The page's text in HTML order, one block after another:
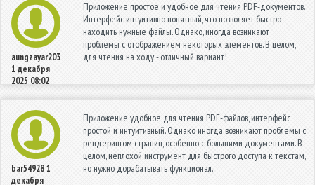
aungzayar203
1 декабря
2025 08:02
Приложение простое и удобное для чтения PDF-документов.
Интерфейс интуитивно понятный, что позволяет быстро
находить нужные файлы. Однако, иногда возникают
проблемы с отображением некоторых элементов. В целом,
для чтения на ходу - отличный вариант!
bar549281
декабря
Приложение удобное для чтения PDF-файлов, интерфейс
простой и интуитивный. Однако иногда возникают проблемы с
рендерингом страниц, особенно с большими документами. В
целом, неплохой инструмент для быстрого доступа к текстам,
но нужно дорабатывать функционал.